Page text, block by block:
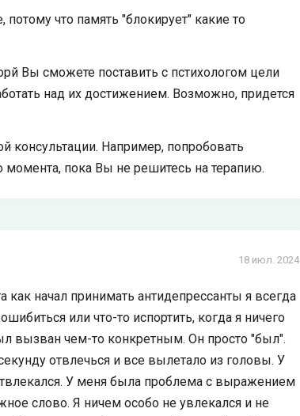
что память "блокирует" какие то
Вы сможете поставить с пстихологом цели
над их достижением. Возможно, придется
консультации. Например, попробовать
пока Вы не решитесь на терапию.
18 июл. 2024
начал принимать антидепрессанты я всегда
или что-то испортить, когда я ничего
вызван чем-то конкретным. Он просто "был".
отвлечься и все вылетало из головы. У
У меня была проблема с выражением
слово. Я ничем особо не увлекался и не